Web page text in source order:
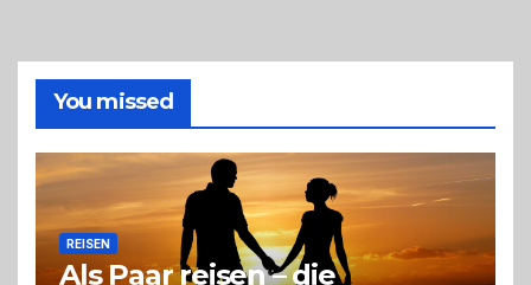
richtige
Entscheidung
You missed
REISEN
Als Paar reisen – die